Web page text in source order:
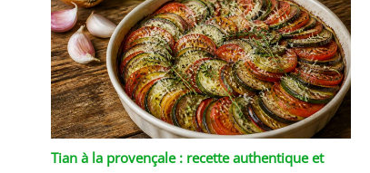
Tian à la provençale : recette authentique et